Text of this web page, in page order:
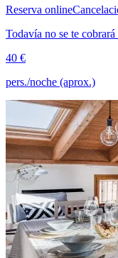
Reserva online
Todavía no se te cobrará
40 €
pers./noche (aprox.)